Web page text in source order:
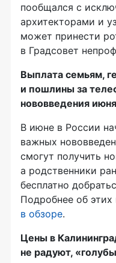
пообщался с
архитекторами и
может принести
в Градсовет
Выплата семьям,
и пошлины за
нововведения июня
В июне в России
важных
смогут получить
а родственники
бесплатно
Подробнее об
в обзоре.
Цены в
не радуют,